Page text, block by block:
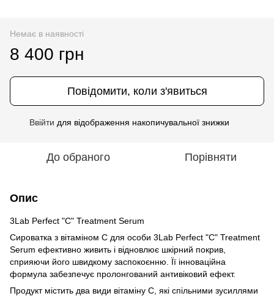
Немає в наявності
8 400 грн
Повідомити, коли з'явиться
Ввійти для відображення накопичувальної знижки
До обраного Порівняти
Опис
3Lab Perfect "C" Treatment Serum
Сироватка з вітаміном С для особи 3Lab Perfect "C" Treatment
Serum ефективно живить і відновлює шкірний покрив,
сприяючи його швидкому заспокоєнню. Її інноваційна
формула забезпечує пролонгований антивіковий ефект.
Продукт містить два види вітаміну С, які спільними зусиллями